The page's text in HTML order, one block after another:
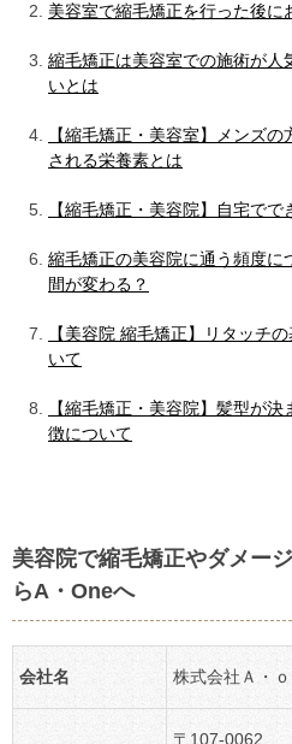
美容室で縮毛矯正を行った後に
縮毛矯正は美容室での施術が人
いとは
【縮毛矯正・美容室】メンズ
される栄養素とは
【縮毛矯正・美容院】自宅で
縮毛矯正の美容院に通う頻度に
間が変わる？
【美容院 縮毛矯正】リタッチ
いて
【縮毛矯正・美容院】髪型が
徴について
美容院で縮毛矯正やダメー
らA・Oneへ
会社名 株式会社Ａ・ｏ
〒107-0062